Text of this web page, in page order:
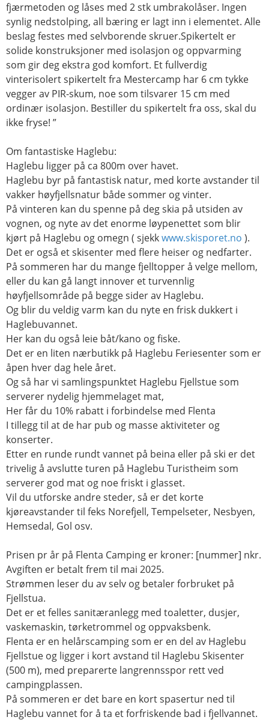
fjærmetoden og låses med 2 stk umbrakolåser. Ingen
synlig nedstolping, all bæring er lagt inn i elementet. Alle
beslag festes med selvborende skruer.Spikertelt er
solide konstruksjoner med isolasjon og oppvarming
som gir deg ekstra god komfort. Et fullverdig
vinterisolert spikertelt fra Mestercamp har 6 cm tykke
vegger av PIR-skum, noe som tilsvarer 15 cm med
ordinær isolasjon. Bestiller du spikertelt fra oss, skal du
ikke fryse! ”
Om fantastiske Haglebu:
Haglebu ligger på ca 800m over havet.
Haglebu byr på fantastisk natur, med korte avstander til
vakker høyfjellsnatur både sommer og vinter.
På vinteren kan du spenne på deg skia på utsiden av
vognen, og nyte av det enorme løypenettet som blir
kjørt på Haglebu og omegn ( sjekkwww.skisporet.no ).
Det er også et skisenter med flere heiser og nedfarter.
På sommeren har du mange fjelltopper å velge mellom,
eller du kan gå langt innover et turvennlig
høyfjellsområde på begge sider av Haglebu.
Og blir du veldig varm kan du nyte en frisk dukkert i
Haglebuvannet.
Her kan du også leie båt/kano og fiske.
Det er en liten nærbutikk på Haglebu Feriesenter som er
åpen hver dag hele året.
Og så har vi samlingspunktet Haglebu Fjellstue som
serverer nydelig hjemmelaget mat,
Her får du 10% rabatt i forbindelse med Flenta
I tillegg til at de har pub og masse aktiviteter og
konserter.
Etter en runde rundt vannet på beina eller på ski er det
trivelig å avslutte turen på Haglebu Turistheim som
serverer god mat og noe friskt i glasset.
Vil du utforske andre steder, så er det korte
kjøreavstander til feks Norefjell, Tempelseter, Nesbyen,
Hemsedal, Gol osv.
Prisen pr år på Flenta Camping er kroner: [nummer] nkr.
Avgiften er betalt frem til mai 2025.
Strømmen leser du av selv og betaler forbruket på
Fjellstua.
Det er et felles sanitæranlegg med toaletter, dusjer,
vaskemaskin, tørketrommel og oppvaksbenk.
Flenta er en helårscamping som er en del av Haglebu
Fjellstue og ligger i kort avstand til Haglebu Skisenter
(500 m), med preparerte langrennsspor rett ved
campingplassen.
På sommeren er det bare en kort spasertur ned til
Haglebu vannet for å ta et forfriskende bad i fjellvannet.